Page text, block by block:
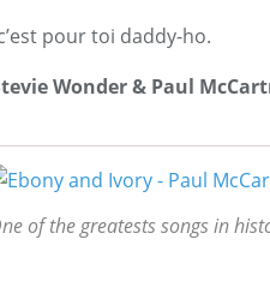
pour toi daddy-ho.
Wonder & Paul
of the greatests songs in